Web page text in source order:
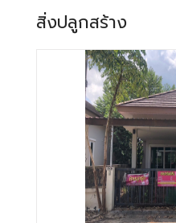
สิ่งปลูกสร้าง